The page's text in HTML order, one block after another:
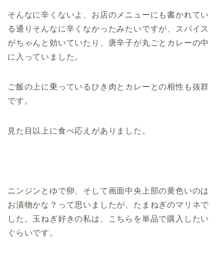
そんなに辛くないよ、お店のメニューにも書かれてい
る通りそんなに辛くなかったみたいですが、スパイス
がちゃんと効いていたり、唐辛子が丸ごとカレーの中
に入っていました。
ご飯の上に乗っているひき肉とカレーとの相性も抜群
です。
見た目以上に食べ応えがありました。
ニンジンとゆで卵、そして画面中央上部の黄色いのは
お漬物かな？って思いましたが、たまねぎのマリネで
した。玉ねぎ好きの私は、こちらを単品で購入したい
ぐらいです。